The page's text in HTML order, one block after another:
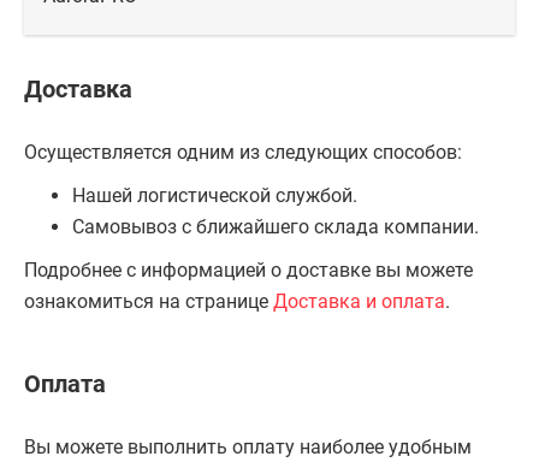
Доставка
Осуществляется одним из следующих способов:
Нашей логистической службой.
Самовывоз с ближайшего склада компании.
Подробнее с информацией о доставке вы можете
ознакомиться на странице Доставка и оплата.
Оплата
Вы можете выполнить оплату наиболее удобным